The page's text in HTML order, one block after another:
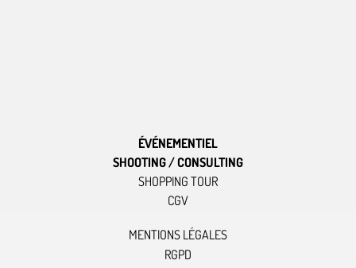
ÉVÉNEMENTIEL
SHOOTING / CONSULTING
SHOPPING TOUR
CGV
MENTIONS LÉGALES
RGPD